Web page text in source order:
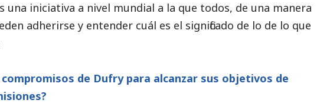
una iniciativa a nivel mundial a la que todos, de una manera
adherirse y entender cuál es el significado de lo de lo que
compromisos de Dufry para alcanzar sus objetivos de